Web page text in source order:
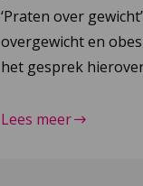
‘Praten over
overgewicht en
het gesprek
Lees meer